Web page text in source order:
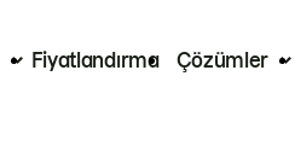
Fiyatlandırma Çözümler